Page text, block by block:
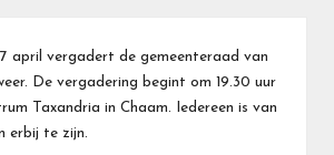
april vergadert de gemeenteraad van
De vergadering begint om 19.30 uur
Taxandria in Chaam. Iedereen is van
erbij te zijn.